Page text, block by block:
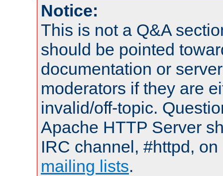
Notice:
This is not a Q&A
should be pointed
documentation or
moderators if they are
invalid/off-topic.
Apache HTTP Server
IRC channel, #httpd,
mailing lists.